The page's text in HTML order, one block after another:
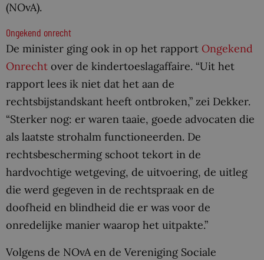
(NOvA).
Ongekend onrecht
De minister ging ook in op het rapport Ongekend
Onrecht over de kindertoeslagaffaire. “Uit het
rapport lees ik niet dat het aan de
rechtsbijstandskant heeft ontbroken,” zei Dekker.
“Sterker nog: er waren taaie, goede advocaten die
als laatste strohalm functioneerden. De
rechtsbescherming schoot tekort in de
hardvochtige wetgeving, de uitvoering, de uitleg
die werd gegeven in de rechtspraak en de
doofheid en blindheid die er was voor de
onredelijke manier waarop het uitpakte.”
Volgens de NOvA en de Vereniging Sociale